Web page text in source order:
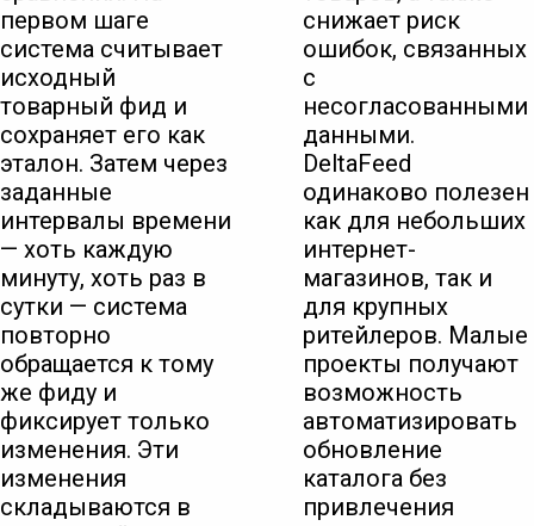
первом шаге
система считывает
исходный
товарный фид и
сохраняет его как
эталон. Затем через
заданные
интервалы времени
— хоть каждую
минуту, хоть раз в
сутки — система
повторно
обращается к тому
же фиду и
фиксирует только
изменения. Эти
изменения
складываются в
снижает риск
ошибок, связанных
с
несогласованными
данными.
DeltaFeed
одинаково полезен
как для небольших
интернет-
магазинов, так и
для крупных
ритейлеров. Малые
проекты получают
возможность
автоматизировать
обновление
каталога без
привлечения